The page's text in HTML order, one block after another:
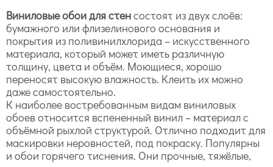
Виниловые обои для стенсостоят из двух слоёв:
бумажного или флизелинового основания и
покрытия из поливинилхлорида – искусственного
материала, который может иметь различную
толщину, цвета и объём. Моющиеся, хорошо
переносят высокую влажность. Клеить их можно
даже самостоятельно.
К наиболее востребованным видам виниловых
обоев относится вспененный винил – материал с
объёмной рыхлой структурой. Отлично подходит для
маскировки неровностей, под покраску. Популярны
и обои горячего тиснения. Они прочные, тяжёлые,